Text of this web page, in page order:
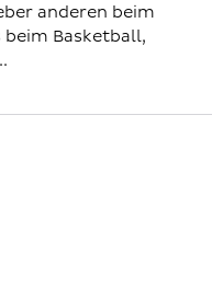
anderen beim
Basketball,